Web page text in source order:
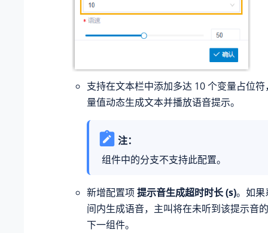
支持在文本栏中添加多达 10 个变量占位
量值动态生成文本并播放语音提示。
注：
组件中的分支不支持此配置。
新增配置项提示音生成超时时长 (s)。如果
间内生成语音，主叫将在未听到该提示音
下一组件。